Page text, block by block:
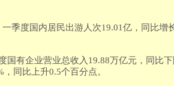
季度国内居民出游人次19.01亿，同比增
国有企业营业总收入19.88万亿元，同比
同比上升0.5个百分点。